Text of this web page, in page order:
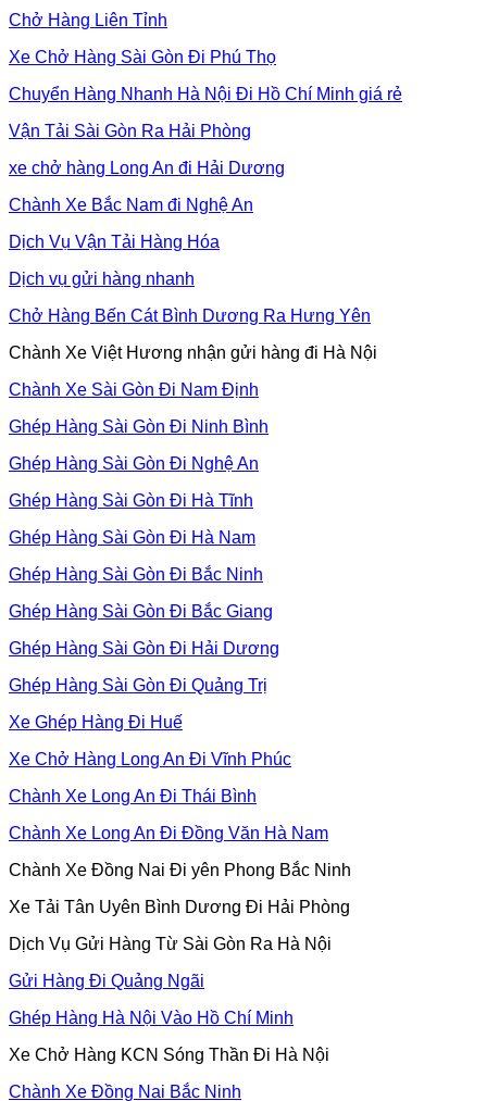
Chở Hàng Liên Tỉnh
Xe Chở Hàng Sài Gòn Đi Phú Thọ
Chuyển Hàng Nhanh Hà Nội Đi Hồ Chí Minh giá rẻ
Vận Tải Sài Gòn Ra Hải Phòng
xe chở hàng Long An đi Hải Dương
Chành Xe Bắc Nam đi Nghệ An
Dịch Vụ Vận Tải Hàng Hóa
Dịch vụ gửi hàng nhanh
Chở Hàng Bến Cát Bình Dương Ra Hưng Yên
Chành Xe Việt Hương nhận gửi hàng đi Hà Nội
Chành Xe Sài Gòn Đi Nam Định
Ghép Hàng Sài Gòn Đi Ninh Bình
Ghép Hàng Sài Gòn Đi Nghệ An
Ghép Hàng Sài Gòn Đi Hà Tĩnh
Ghép Hàng Sài Gòn Đi Hà Nam
Ghép Hàng Sài Gòn Đi Bắc Ninh
Ghép Hàng Sài Gòn Đi Bắc Giang
Ghép Hàng Sài Gòn Đi Hải Dương
Ghép Hàng Sài Gòn Đi Quảng Trị
Xe Ghép Hàng Đi Huế
Xe Chở Hàng Long An Đi Vĩnh Phúc
Chành Xe Long An Đi Thái Bình
Chành Xe Long An Đi Đồng Văn Hà Nam
Chành Xe Đồng Nai Đi yên Phong Bắc Ninh
Xe Tải Tân Uyên Bình Dương Đi Hải Phòng
Dịch Vụ Gửi Hàng Từ Sài Gòn Ra Hà Nội
Gửi Hàng Đi Quảng Ngãi
Ghép Hàng Hà Nội Vào Hồ Chí Minh
Xe Chở Hàng KCN Sóng Thần Đi Hà Nội
Chành Xe Đồng Nai Bắc Ninh